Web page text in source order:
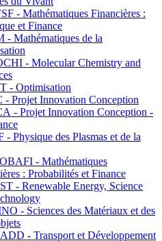
- Mathématiques Financières :
et Finance
- Mathématiques de la
- Molecular Chemistry and
- Optimisation
- Projet Innovation Conception
- Projet Innovation Conception -
- Physique des Plasmas et de la
- Mathématiques
: Probabilités et Finance
- Renewable Energy, Science
- Sciences des Matériaux et des
- Transport et Développement